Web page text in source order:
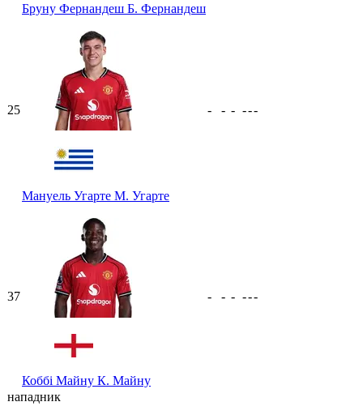
Бруну Фернандеш Б. Фернандеш
25
Мануель Угарте М. Угарте
- - - ---
37
Коббі Майну К. Майну
- - - ---
нападник